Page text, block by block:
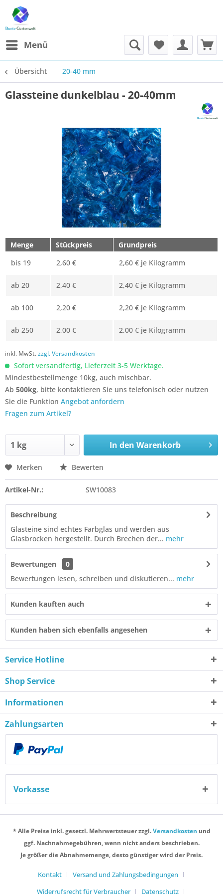
Menü
Übersicht 20-40 mm
Glassteine dunkelblau - 20-40mm
Menge Stückpreis
Grundpreis
bis 19 2,60 € 2,60 € je Kilogramm
ab 20 2,40 € 2,40 € je Kilogramm
ab 100 2,20 € 2,20 € je Kilogramm
ab 250 2,00 € 2,00 € je Kilogramm
inkl. MwSt.zzgl. Versandkosten
Sofort versandfertig, Lieferzeit 3-5 Werktage.
Mindestbestellmenge 10kg, auch mischbar.
Ab 500kg, bitte kontaktieren Sie uns telefonisch oder nutzen
Sie die Funktion Angebot anfordern
Fragen zum Artikel?
In den Warenkorb
Merken Bewerten
Artikel-Nr.: SW10083
Beschreibung
Glasteine sind echtes Farbglas und werden aus
Glasbrocken hergestellt. Durch Brechen der... mehr
Bewertungen
0
Bewertungen lesen, schreiben und diskutieren... mehr
Kunden kauften auch
Kunden haben sich ebenfalls angesehen
Service Hotline
Shop Service
Informationen
Zahlungsarten
Vorkasse
* Alle Preise inkl. gesetzl. Mehrwertsteuer zzgl.Versandkosten und
ggf. Nachnahmegebühren, wenn nicht anders beschrieben.
Je größer die Abnahmemenge, desto günstiger wird der Preis.
Kontakt
Versand und Zahlungsbedingungen
Widerrufsrecht für Verbraucher
Datenschutz